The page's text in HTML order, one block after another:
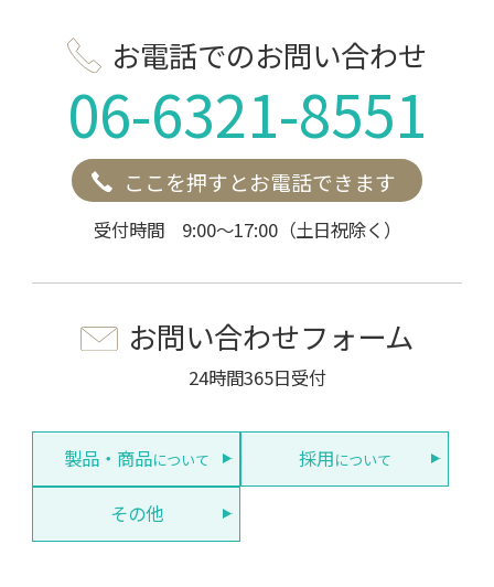
お電話でのお問い合わせ
06-6321-8551
ここを押すとお電話できます
受付時間 9:00～17:00（土日祝除く）
お問い合わせフォーム
24時間365日受付
製品・商品について 採用について
その他